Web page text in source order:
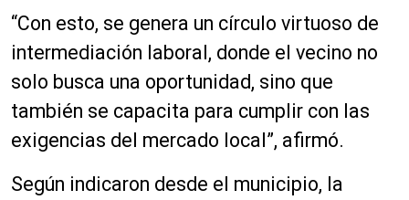
“Con esto, se genera un círculo virtuoso de
intermediación laboral, donde el vecino no
solo busca una oportunidad, sino que
también se capacita para cumplir con las
exigencias del mercado local”, afirmó.
Según indicaron desde el municipio, la